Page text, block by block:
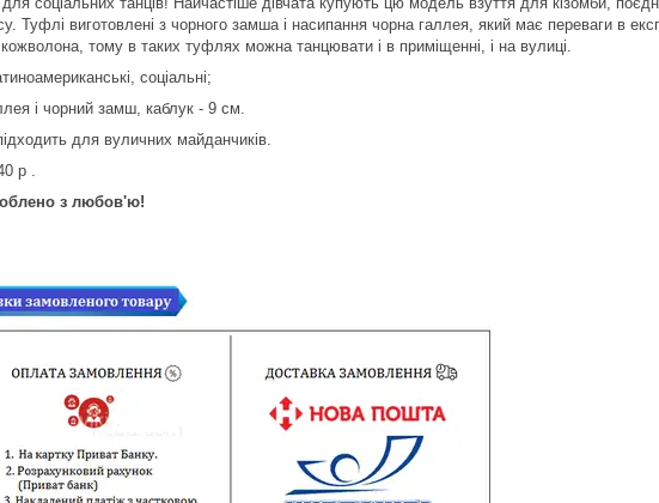
Туфлі виготовлені з чорного замша і насипання чорна галлея, який має переваги в
кожволона, тому в таких туфлях можна танцювати і в приміщенні, і на вулиці.
соціальні;
і чорний замш, каблук - 9 см.
для вуличних майданчиків.
р .
з любов'ю!